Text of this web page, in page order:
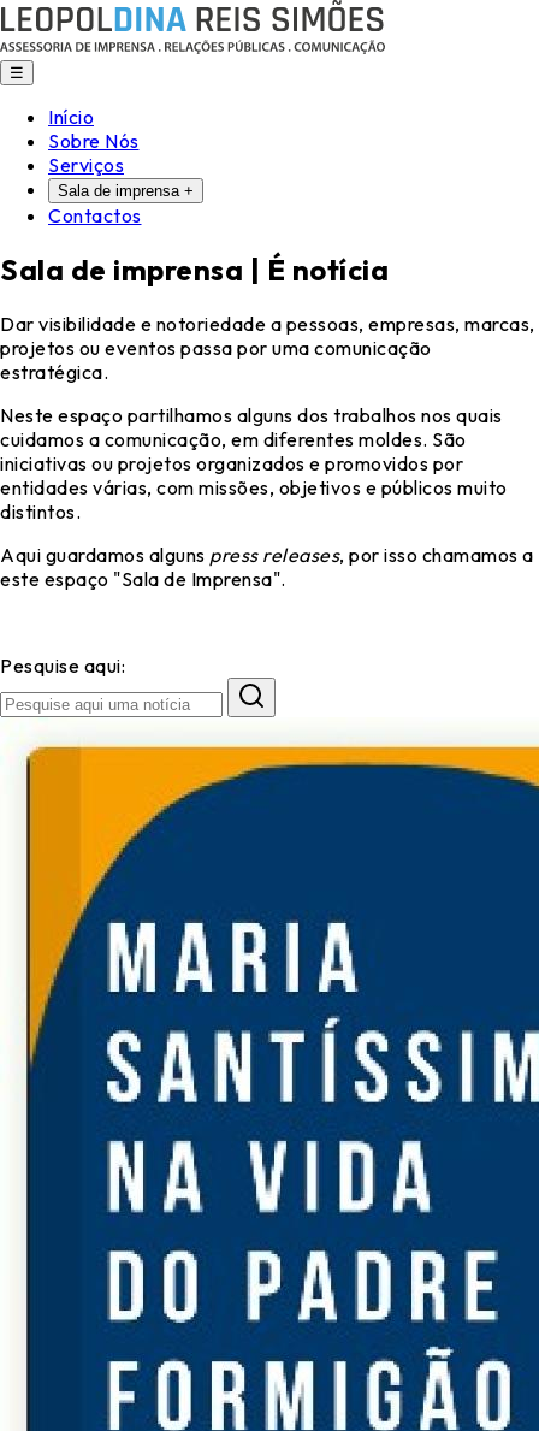
☰
Início
Sobre Nós
Serviços
Sala de imprensa +
Contactos
Sala de imprensa | É notícia
Dar visibilidade e notoriedade a pessoas, empresas, marcas,
projetos ou eventos passa por uma comunicação
estratégica.
Neste espaço partilhamos alguns dos trabalhos nos quais
cuidamos a comunicação, em diferentes moldes. São
iniciativas ou projetos organizados e promovidos por
entidades várias, com missões, objetivos e públicos muito
distintos.
Aqui guardamos alguns press releases, por isso chamamos a
este espaço "Sala de Imprensa".
Pesquise aqui: